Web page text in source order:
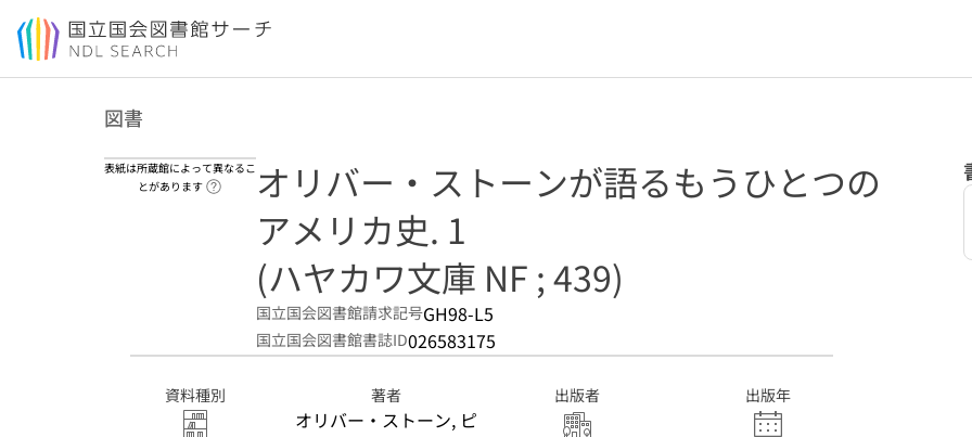
本文へ移動
図書
表紙は所蔵館によって異なるこ
とがあります
ヘルプページへのリンク
オリバー・ストーンが語るもうひとつの
アメリカ史. 1
(ハヤカワ文庫 NF ; 439)
国立国会図書館請求記号GH98-L5
国立国会図書館書誌ID026583175
資料種別 著者
オリバー・ストーン, ピ
出版者 出版年